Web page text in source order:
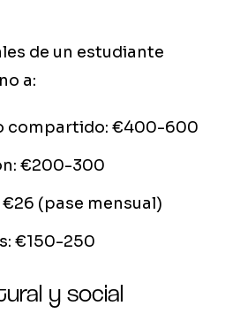
de un estudiante
a:
compartido: €400-600
€200-300
(pase mensual)
€150-250
y social